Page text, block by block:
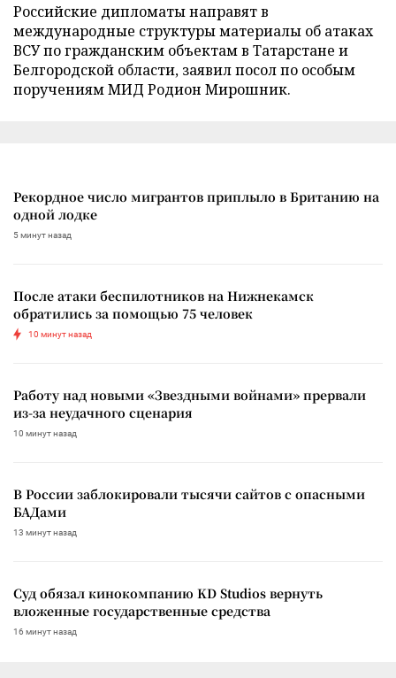
Российские дипломаты направят в
международные структуры материалы об атаках
ВСУ по гражданским объектам в Татарстане и
Белгородской области, заявил посол по особым
поручениям МИД Родион Мирошник.
Рекордное число мигрантов приплыло в Британию на
одной лодке
5 минут назад
После атаки беспилотников на Нижнекамск
обратились за помощью 75 человек
10 минут назад
Работу над новыми «Звездными войнами» прервали
из-за неудачного сценария
10 минут назад
В России заблокировали тысячи сайтов с опасными
БАДами
13 минут назад
Суд обязал кинокомпанию KD Studios вернуть
вложенные государственные средства
16 минут назад